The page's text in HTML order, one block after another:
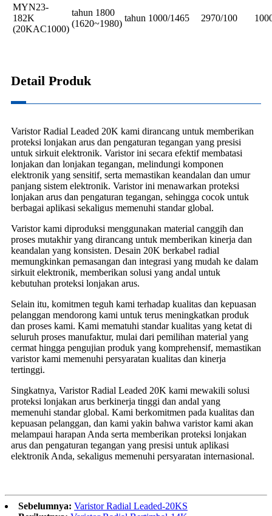
MYN23-
182K
(20KAC1000)
tahun 1800
(1620~1980)
tahun 1000/1465 2970/100
Detail Produk
Varistor Radial Leaded 20K kami dirancang untuk memberikan
proteksi lonjakan arus dan pengaturan tegangan yang presisi
untuk sirkuit elektronik. Varistor ini secara efektif membatasi
lonjakan dan lonjakan tegangan, melindungi komponen
elektronik yang sensitif, serta memastikan keandalan dan umur
panjang sistem elektronik. Varistor ini menawarkan proteksi
lonjakan arus dan pengaturan tegangan, sehingga cocok untuk
berbagai aplikasi sekaligus memenuhi standar global.
Varistor kami diproduksi menggunakan material canggih dan
proses mutakhir yang dirancang untuk memberikan kinerja dan
keandalan yang konsisten. Desain 20K berkabel radial
memungkinkan pemasangan dan integrasi yang mudah ke dalam
sirkuit elektronik, memberikan solusi yang andal untuk
kebutuhan proteksi lonjakan arus.
Selain itu, komitmen teguh kami terhadap kualitas dan kepuasan
pelanggan mendorong kami untuk terus meningkatkan produk
dan proses kami. Kami mematuhi standar kualitas yang ketat di
seluruh proses manufaktur, mulai dari pemilihan material yang
cermat hingga pengujian produk yang komprehensif, memastikan
varistor kami memenuhi persyaratan kualitas dan kinerja
tertinggi.
Singkatnya, Varistor Radial Leaded 20K kami mewakili solusi
proteksi lonjakan arus berkinerja tinggi dan andal yang
memenuhi standar global. Kami berkomitmen pada kualitas dan
kepuasan pelanggan, dan kami yakin bahwa varistor kami akan
melampaui harapan Anda serta memberikan proteksi lonjakan
arus dan pengaturan tegangan yang presisi untuk aplikasi
elektronik Anda, sekaligus memenuhi persyaratan internasional.
Sebelumnya: Varistor Radial Leaded-20KS